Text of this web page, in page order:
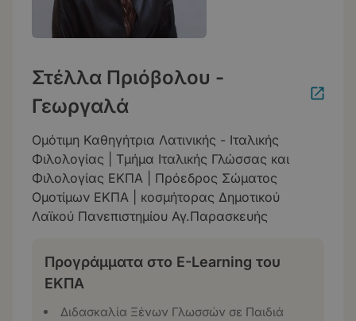
Στέλλα Πριόβολου -
Γεωργαλά
Ομότιμη Καθηγήτρια Λατινικής - Ιταλικής
Φιλολογίας | Τμήμα Ιταλικής Γλώσσας και
Φιλολογίας ΕΚΠΑ | Πρόεδρος Σώματος
Ομοτίμων ΕΚΠΑ | κοσμήτορας Δημοτικού
Λαϊκού Πανεπιστημίου Αγ.Παρασκευής
Προγράμματα στο E-Learning του
ΕΚΠΑ
Διδασκαλία Ξένων Γλωσσών σε Παιδιά